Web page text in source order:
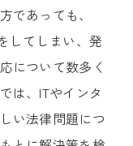
であっても、
してしまい、発
について数多く
は、ITやインタ
い法律問題につ